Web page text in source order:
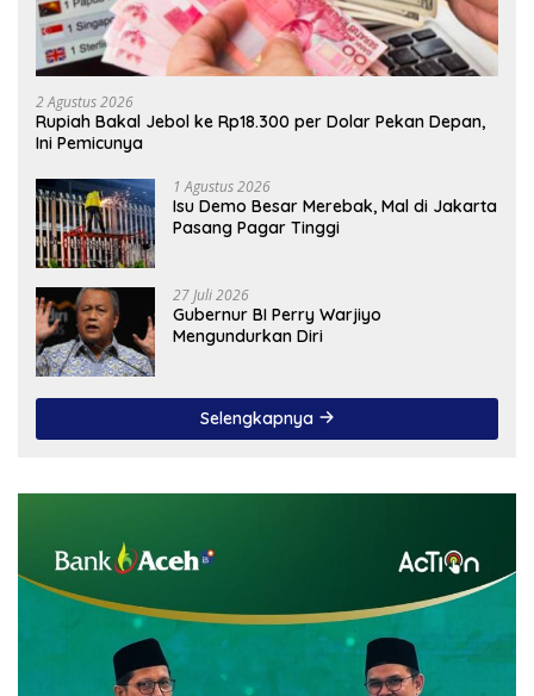
2 Agustus 2026
Rupiah Bakal Jebol ke Rp18.300 per Dolar Pekan Depan,
Ini Pemicunya
1 Agustus 2026
Isu Demo Besar Merebak, Mal di Jakarta
Pasang Pagar Tinggi
27 Juli 2026
Gubernur BI Perry Warjiyo
Mengundurkan Diri
Selengkapnya